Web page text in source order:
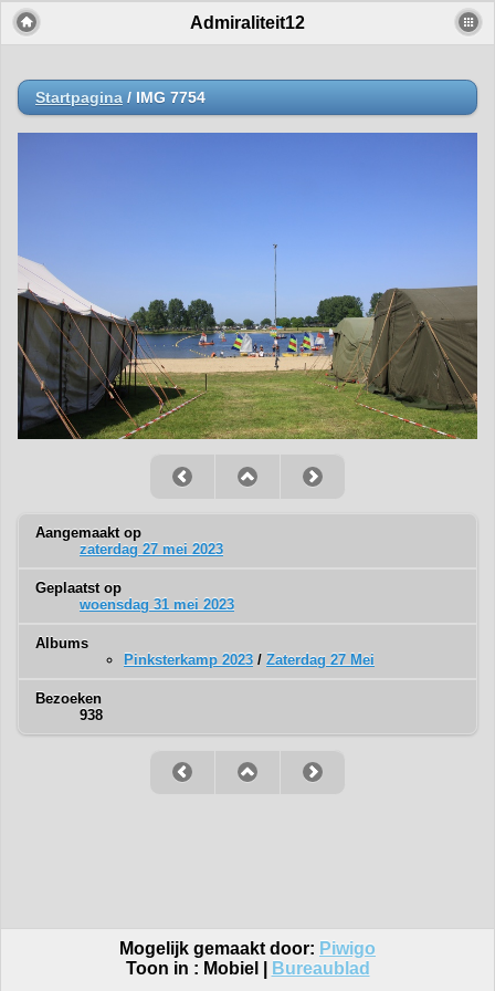
Admiraliteit12
Startpagina / IMG 7754
Aangemaakt op
zaterdag 27 mei 2023
Geplaatst op
woensdag 31 mei 2023
Albums
Pinksterkamp 2023 / Zaterdag 27 Mei
Bezoeken
938
Mogelijk gemaakt door: Piwigo
Toon in : Mobiel Bureaublad